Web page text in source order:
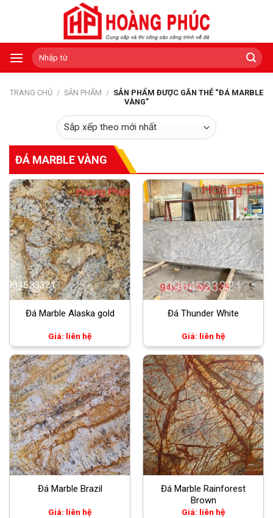
Tìm
kiếm:
TRANG CHỦ / SẢN PHẨM / SẢN PHẨM ĐƯỢC GẮN THẺ “ĐÁ MARBLE
VÀNG”
ĐÁ MARBLE VÀNG
Đá Marble Alaska gold
Giá: liên hệ
Đá Thunder White
Giá: liên hệ
Đá Marble Brazil
Giá: liên hệ
Đá Marble Rainforest
Brown
Giá: liên hệ